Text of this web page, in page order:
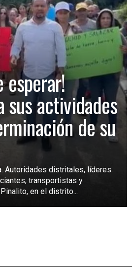
esperar!
sus actividades
de su
Autoridades distritales, líderes
transportistas y
en el distrito...